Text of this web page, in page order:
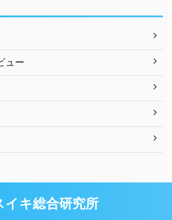
ュー
イキ総合研究所